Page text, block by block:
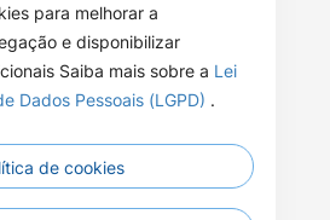
para melhorar a
e disponibilizar
Saiba mais sobre a Lei
Dados Pessoais (LGPD) .
de cookies